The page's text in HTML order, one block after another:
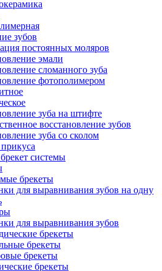
зубов
постоянных моляров
эмали
сломанного зуба
фотополимером
зуба на штифте
восстановление зубов
зуба со сколом
системы
брекеты
для выравнивания зубов на одну
для выравнивания зубов
брекеты
брекеты
брекеты
брекеты